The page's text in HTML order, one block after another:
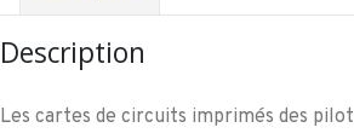
Description
Les cartes de circuits imprimés des